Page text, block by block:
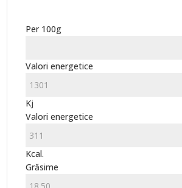
Per 100g
Valori energetice
Kj
Valori energetice
Kcal.
Grăsime